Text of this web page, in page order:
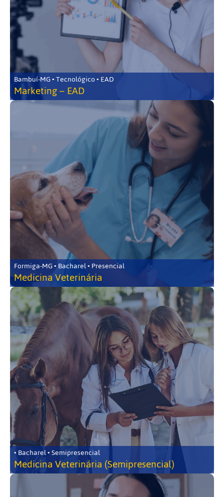
Bambuí-MG • Tecnológico • EAD
Marketing – EAD
Formiga-MG • Bacharel • Presencial
Medicina Veterinária
• Bacharel • Semipresencial
Medicina Veterinária (Semipresencial)